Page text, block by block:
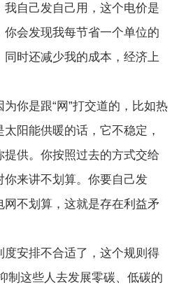
自己发自己用，这个电价是
你会发现我每节省一个单位的
时还减少我的成本，经济上
你是跟“网”打交道的，比如热
阳能供暖的话，它不稳定，
供。你按照过去的方式交给
来讲不划算。你要自己发
不划算，这就是存在利益矛
度安排不合适了，这个规则得
制这些人去发展零碳、低碳的